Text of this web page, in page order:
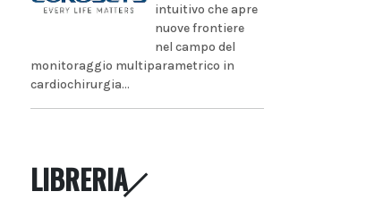
intuitivo che apre
nuove frontiere
nel campo del
monitoraggio multiparametrico in
cardiochirurgia...
LIBRERIA